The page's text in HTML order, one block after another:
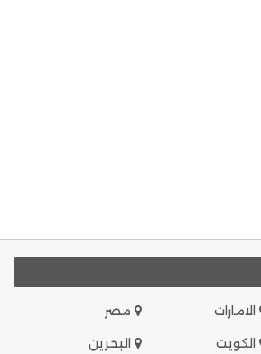
الامارات
مصر
الكويت
البحرين